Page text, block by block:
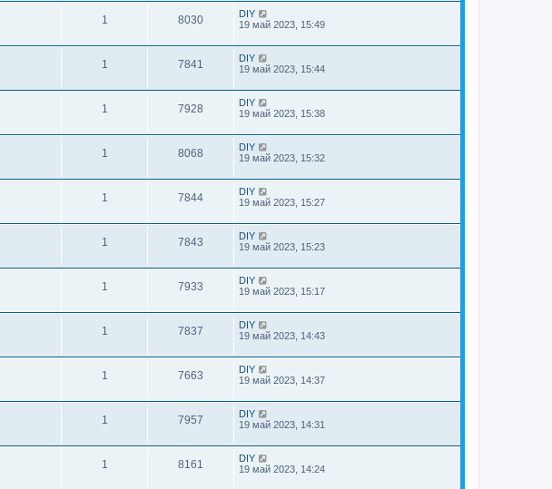
1 8030
DIY
19 май 2023, 15:49
1 7841
DIY
19 май 2023, 15:44
1 7928
DIY
19 май 2023, 15:38
1 8068
DIY
19 май 2023, 15:32
1 7844
DIY
19 май 2023, 15:27
1 7843
DIY
19 май 2023, 15:23
1 7933
DIY
19 май 2023, 15:17
1 7837
DIY
19 май 2023, 14:43
1 7663
DIY
19 май 2023, 14:37
1 7957
DIY
19 май 2023, 14:31
1 8161
DIY
19 май 2023, 14:24